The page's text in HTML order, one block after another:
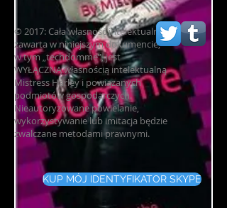
© 2017: Cała własność intelektualna
zawarta w niniejszym dokumencie,
w tym „techdomme”, jest
WYŁĄCZNĄ własnością intelektualną
Mistress Harley i powiązanych
podmiotów gospodarczych.
Nieautoryzowane powielanie,
wykorzystywanie lub imitacja będzie
zwalczane metodami prawnymi.
KUP MÓJ IDENTYFIKATOR SKYPE